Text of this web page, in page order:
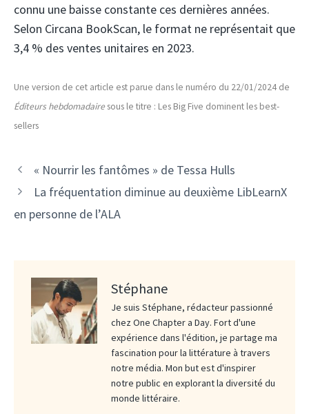
connu une baisse constante ces dernières années.
Selon Circana BookScan, le format ne représentait que
3,4 % des ventes unitaires en 2023.
Une version de cet article est parue dans le numéro du 22/01/2024 de
Éditeurs hebdomadairesous le titre : Les Big Five dominent les best-
sellers
« Nourrir les fantômes » de Tessa Hulls
La fréquentation diminue au deuxième LibLearnX
en personne de l’ALA
Stéphane
Je suis Stéphane, rédacteur passionné
chez One Chapter a Day. Fort d'une
expérience dans l'édition, je partage ma
fascination pour la littérature à travers
notre média. Mon but est d'inspirer
notre public en explorant la diversité du
monde littéraire.